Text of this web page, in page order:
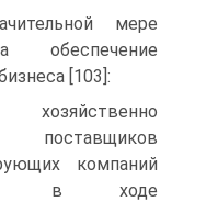
мере
обеспечение
[103]:
компаний
в ходе